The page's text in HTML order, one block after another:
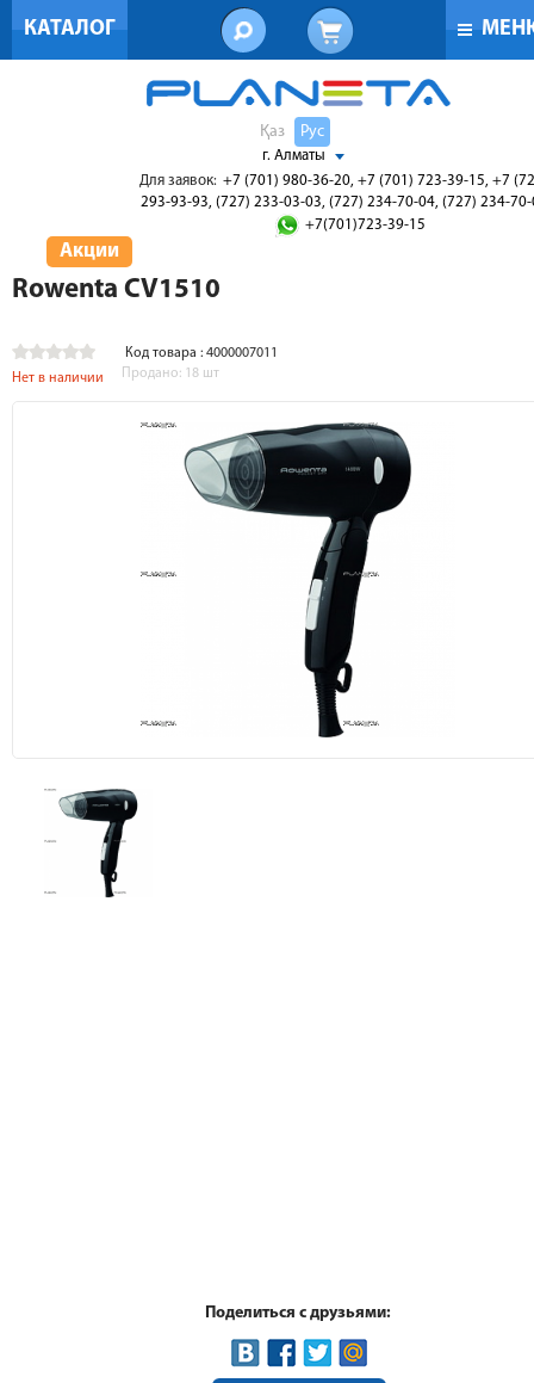
КАТАЛОГ
Қаз Рус
г. Алматы
Для заявок: +7 (701) 980-36-20, +7 (701) 723-39-15, +7
293-93-93, (727) 233-03-03, (727) 234-70-04, (727) 234-
+7(701)723-39-15
Акции
Rowenta CV1510
Код товара : 4000007011
Нет в наличии
Продано: 18 шт
Поделиться с друзьями: